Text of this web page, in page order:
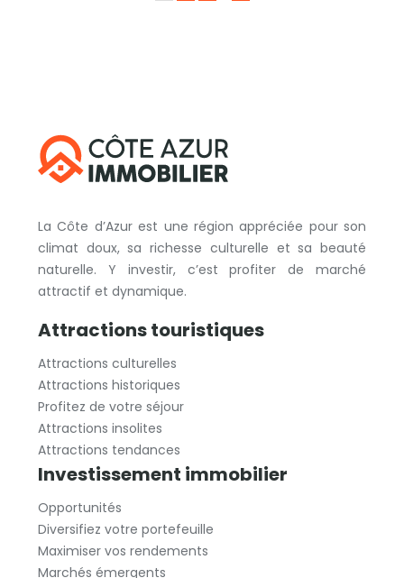
La Côte d’Azur est une région appréciée pour son
climat doux, sa richesse culturelle et sa beauté
naturelle. Y investir, c’est profiter de marché
attractif et dynamique.
Attractions touristiques
Attractions culturelles
Attractions historiques
Profitez de votre séjour
Attractions insolites
Attractions tendances
Investissement immobilier
Opportunités
Diversifiez votre portefeuille
Maximiser vos rendements
Marchés émergents